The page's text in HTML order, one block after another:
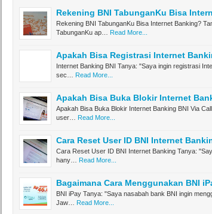
Rekening BNI TabunganKu Bisa
Rekening BNI TabunganKu Bisa Internet Banking?
TabunganKu ap…
Read More...
Apakah Bisa Registrasi Internet
Internet Banking BNI Tanya: "Saya ingin registrasi
sec…
Read More...
Apakah Bisa Buka Blokir Internet
Apakah Bisa Buka Blokir Internet Banking BNI Via
user…
Read More...
Cara Reset User ID BNI Internet
Cara Reset User ID BNI Internet Banking Tanya:
hany…
Read More...
Bagaimana Cara Menggunakan BNI
BNI iPay Tanya: "Saya nasabah bank BNI ingin
Jaw…
Read More...